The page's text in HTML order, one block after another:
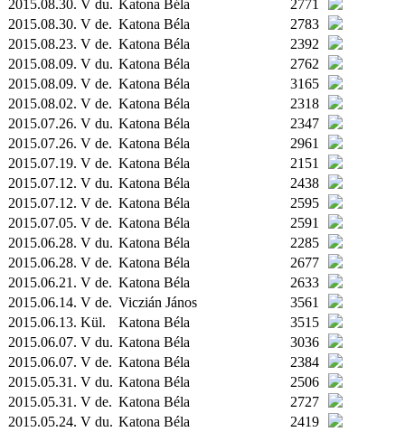
2015.08.30. V du. Katona Béla
2771
2015.08.30. V de. Katona Béla
2783
2015.08.23. V de. Katona Béla
2392
2015.08.09. V du. Katona Béla
2762
2015.08.09. V de. Katona Béla
3165
2015.08.02. V de. Katona Béla
2318
2015.07.26. V du. Katona Béla
2347
2015.07.26. V de. Katona Béla
2961
2015.07.19. V de. Katona Béla
2151
2015.07.12. V du. Katona Béla
2438
2015.07.12. V de. Katona Béla
2595
2015.07.05. V de. Katona Béla
2591
2015.06.28. V du. Katona Béla
2285
2015.06.28. V de. Katona Béla
2677
2015.06.21. V de. Katona Béla
2633
2015.06.14. V de. Viczián János
3561
2015.06.13. Kül. Katona Béla
3515
2015.06.07. V du. Katona Béla
3036
2015.06.07. V de. Katona Béla
2384
2015.05.31. V du. Katona Béla
2506
2015.05.31. V de. Katona Béla
2727
2015.05.24. V du. Katona Béla
2419